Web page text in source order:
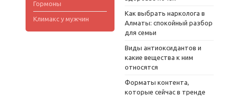
Гормоны
Климакс у мужчин
Как выбрать нарколога в
Алматы: спокойный разбор
для семьи
Виды антиоксидантов и
какие вещества к ним
относятся
Форматы контента,
которые сейчас в тренде